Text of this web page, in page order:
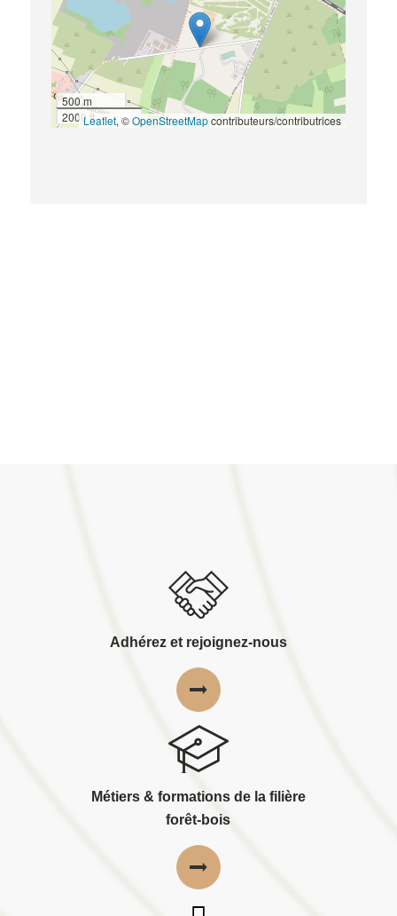
500 m
2000 ftLeaflet, ©OpenStreetMapcontributeurs/contributrices
Adhérez et rejoignez-nous
Métiers & formations de la filière
forêt-bois